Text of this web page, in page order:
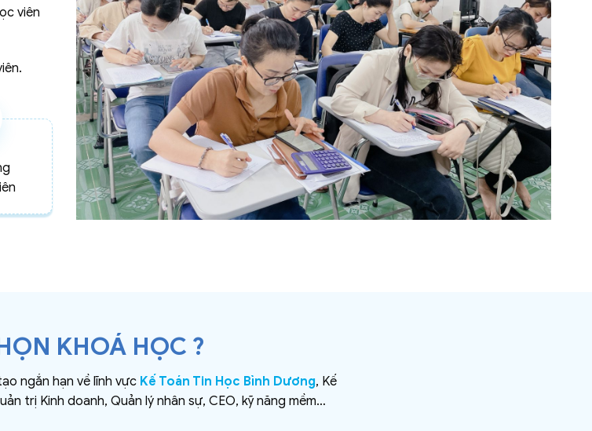
viên
KHOÁ HỌC ?
ngắn hạn về lĩnh vực Kế Toán Tin Học Bình Dương, Kế
trị Kinh doanh, Quản lý nhân sự, CEO, kỹ năng mềm…